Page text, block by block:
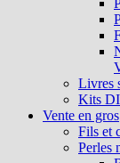
Livres
Kits
Vente en gros
Fils et
Perles